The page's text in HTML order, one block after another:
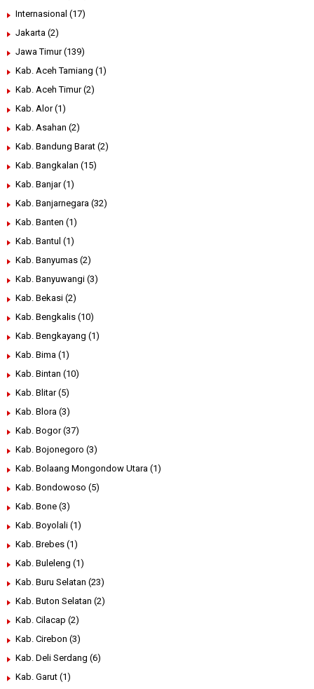
Internasional (17)
Jakarta (2)
Jawa Timur (139)
Kab. Aceh Tamiang (1)
Kab. Aceh Timur (2)
Kab. Alor (1)
Kab. Asahan (2)
Kab. Bandung Barat (2)
Kab. Bangkalan (15)
Kab. Banjar (1)
Kab. Banjarnegara (32)
Kab. Banten (1)
Kab. Bantul (1)
Kab. Banyumas (2)
Kab. Banyuwangi (3)
Kab. Bekasi (2)
Kab. Bengkalis (10)
Kab. Bengkayang (1)
Kab. Bima (1)
Kab. Bintan (10)
Kab. Blitar (5)
Kab. Blora (3)
Kab. Bogor (37)
Kab. Bojonegoro (3)
Kab. Bolaang Mongondow Utara (1)
Kab. Bondowoso (5)
Kab. Bone (3)
Kab. Boyolali (1)
Kab. Brebes (1)
Kab. Buleleng (1)
Kab. Buru Selatan (23)
Kab. Buton Selatan (2)
Kab. Cilacap (2)
Kab. Cirebon (3)
Kab. Deli Serdang (6)
Kab. Garut (1)